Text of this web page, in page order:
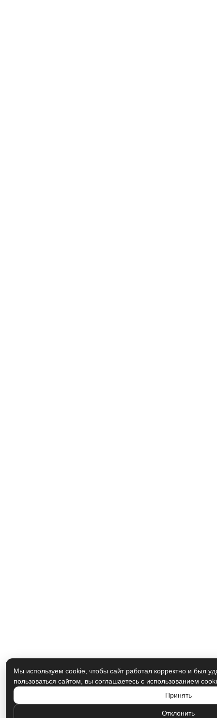
Мы используем cookie, чтобы сайт работал корректно и был
пользоваться сайтом, вы соглашаетесь с использованием
Принять
Отклонить